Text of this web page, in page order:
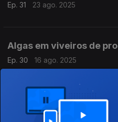
Ep. 31 23 ago. 2025
Algas em viveiros de
Ep. 30 16 ago. 2025
Impactes ambientais do
Ep. 29 09 ago. 2025